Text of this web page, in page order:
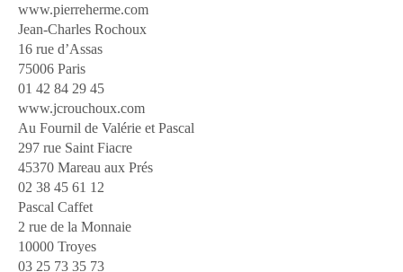
www.pierreherme.com
Jean-Charles Rochoux
16 rue d’Assas
75006 Paris
01 42 84 29 45
www.jcrouchoux.com
Au Fournil de Valérie et Pascal
297 rue Saint Fiacre
45370 Mareau aux Prés
02 38 45 61 12
Pascal Caffet
2 rue de la Monnaie
10000 Troyes
03 25 73 35 73